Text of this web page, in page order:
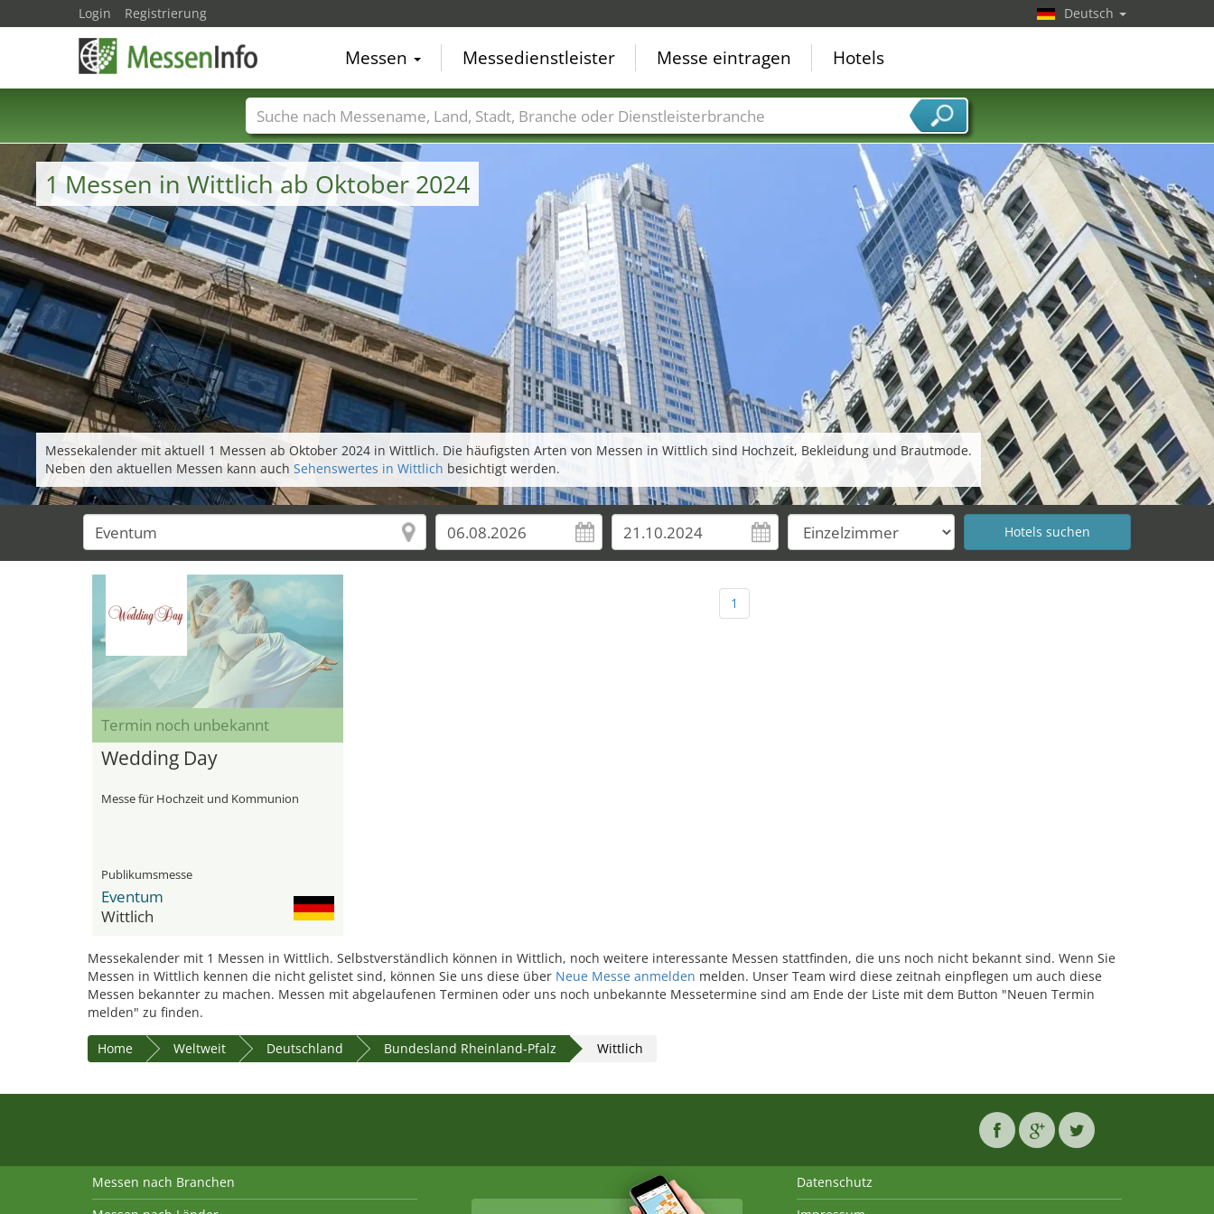
1 Messen in Wittlich ab Oktober 2024
Messekalender mit aktuell 1 Messen ab Oktober 2024 in Wittlich. Die häufigsten Arten von Messen in Wittlich sind Hochzeit, Bekleidung und Brautmode.
Neben den aktuellen Messen kann auch Sehenswertes in Wittlich besichtigt werden.
Termin noch unbekannt
Wedding Day
Messe für Hochzeit und Kommunion
Publikumsmesse
Eventum
Wittlich
1
Messekalender mit 1 Messen in Wittlich. Selbstverständlich können in Wittlich, noch weitere interessante Messen stattfinden, die uns noch nicht bekannt sind. Wenn Sie
Messen in Wittlich kennen die nicht gelistet sind, können Sie uns diese über Neue Messe anmelden melden. Unser Team wird diese zeitnah einpflegen um auch diese
Messen bekannter zu machen. Messen mit abgelaufenen Terminen oder uns noch unbekannte Messetermine sind am Ende der Liste mit dem Button "Neuen Termin
melden" zu finden.
Home Weltweit Deutschland Bundesland Rheinland-Pfalz Wittlich
Login Registrierung Deutsch
Messen Messedienstleister Messe eintragen Hotels
Messenamen Länder Städte Branchen Dienstleisterbranchen
Messen nach Branchen
Datenschutz